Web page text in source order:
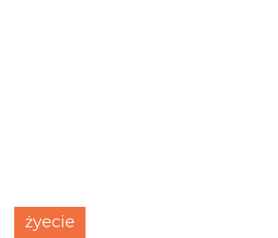
żyecie